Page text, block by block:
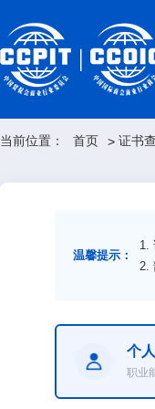
当前位置： 首页 > 证书
温馨提示：
1.
2.
个
职业